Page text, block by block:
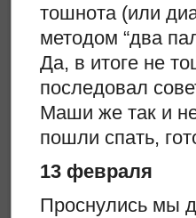
тошнота (или
методом “два
Да, в итоге не
последовал
Маши же так и
пошли спать,
13 февраля
Проснулись мы